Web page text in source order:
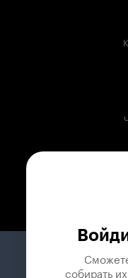
собирать